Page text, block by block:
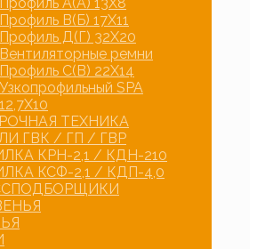
Профиль В(Б) 17Х11
Профиль Д(Г) 32Х20
Вентиляторные ремни
Профиль С(В) 22Х14
Узкопрофильный SPA
12,7Х10
ТЕХНИКА
ГВК / ГП / ГВР
КРН-2,1 / КДН-210
КСФ-2,1 / КДП-4,0